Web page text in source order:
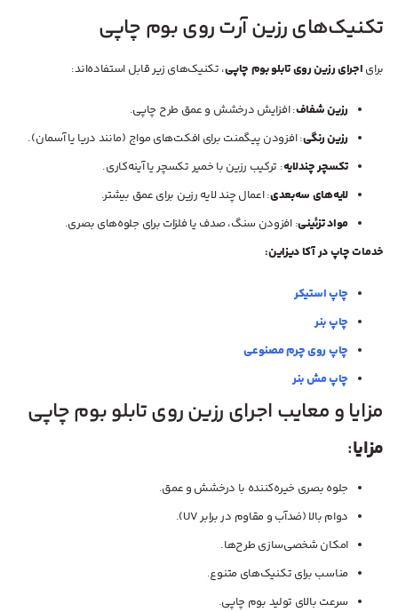
تکنیک‌های رزین آرت روی بوم چاپی
برای اجرای رزین روی تابلو بوم چاپی، تکنیک‌های زیر قابل استفاده‌اند:
رزین شفاف: افزایش درخشش و عمق طرح چاپی.
رزین رنگی: افزودن پیگمنت برای افکت‌های مواج (مانند دریا یا آسمان).
تکسچر چندلایه: ترکیب رزین با خمیر تکسچر یا آینه‌کاری.
لایه‌های سه‌بعدی: اعمال چند لایه رزین برای عمق بیشتر.
مواد تزئینی: افزودن سنگ، صدف یا فلزات برای جلوه‌های بصری.
خدمات چاپ در آکا دیزاین:
چاپ استیکر
چاپ بنر
چاپ روی چرم مصنوعی
چاپ مش بنر
مزایا و معایب اجرای رزین روی تابلو بوم چاپی
مزایا:
جلوه بصری خیره‌کننده با درخشش و عمق.
دوام بالا (ضدآب و مقاوم در برابر UV).
امکان شخصی‌سازی طرح‌ها.
مناسب برای تکنیک‌های متنوع.
سرعت بالای تولید بوم چاپی.